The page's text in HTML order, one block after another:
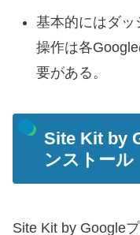
基本的にはダッ
操作は各
要がある。
Site Kit by
ンストール
Site Kit by Google